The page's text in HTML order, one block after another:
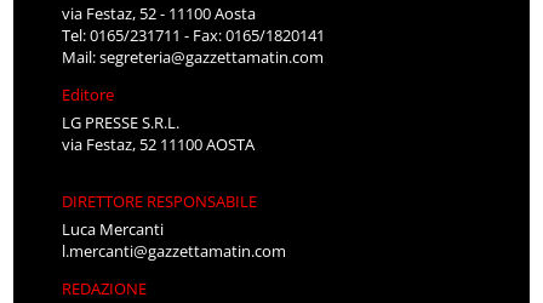
via Festaz, 52 - 11100 Aosta
Tel: 0165/231711 - Fax: 0165/1820141
Mail:segreteria@gazzettamatin.com
Editore
LG PRESSE S.R.L.
via Festaz, 52 11100 AOSTA
DIRETTORE RESPONSABILE
Luca Mercanti
l.mercanti@gazzettamatin.com
REDAZIONE